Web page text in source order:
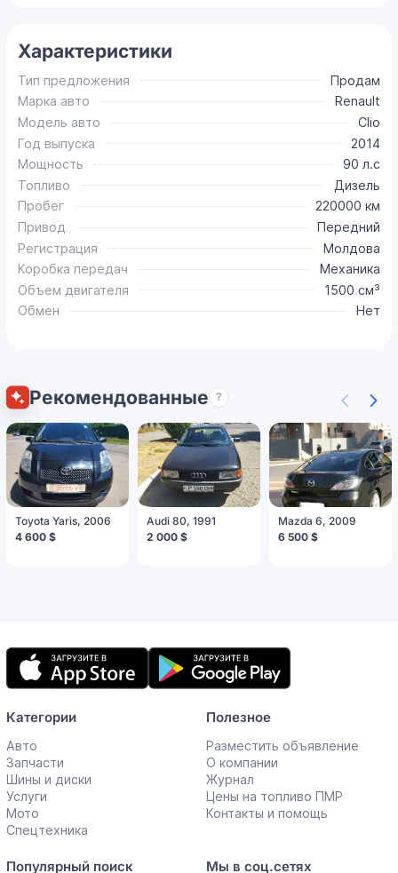
Характеристики
Тип предложения
Продам
Марка авто
Renault
Модель авто
Clio
Год выпуска
2014
Мощность
90 л.с
Топливо
Дизель
Пробег
220000 км
Привод
Передний
Регистрация
Молдова
Коробка передач
Механика
Объем двигателя
1500 см³
Обмен
Нет
Рекомендованные ?
Toyota Yaris, 2006
4 600 $
Audi 80, 1991
2 000 $
Mazda 6, 2009
6 500 $
Мобильное
приложение
Категории
Авто
Запчасти
Шины и диски
Услуги
Мото
Спецтехника
Полезное
Разместить объявление
О компании
Журнал
Цены на топливо ПМР
Контакты и помощь
Популярный поиск Мы в соц.сетях